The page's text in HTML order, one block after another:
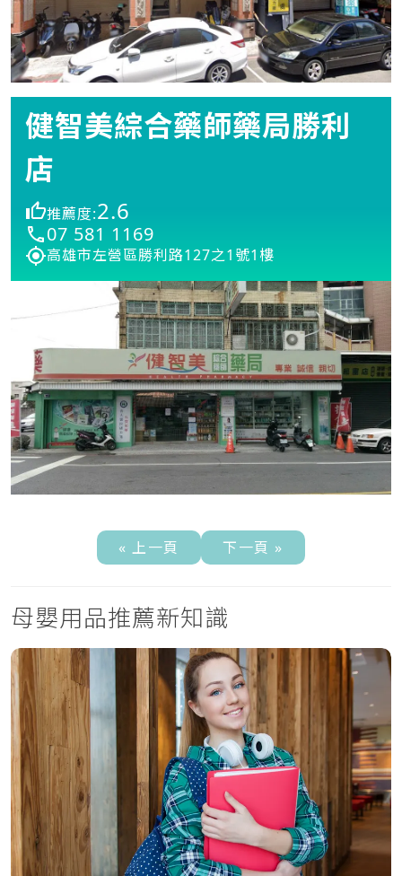
健智美綜合藥師藥局勝利
店
推薦度:2.6
07 581 1169
高雄市左營區勝利路127之1號1樓
« 上一頁 下一頁 »
母嬰用品推薦新知識